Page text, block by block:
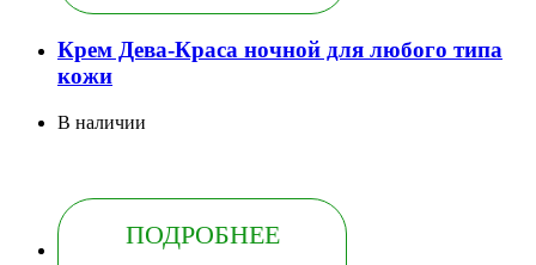
Крем Дева-Краса ночной для любого типа
кожи
В наличии
ПОДРОБНЕЕ